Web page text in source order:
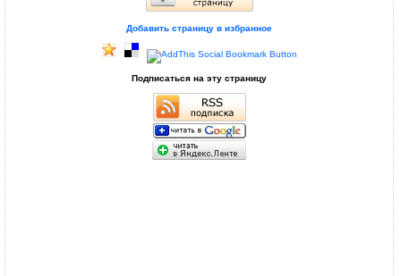
Добавить страницу в избранное
Подписаться на эту страницу